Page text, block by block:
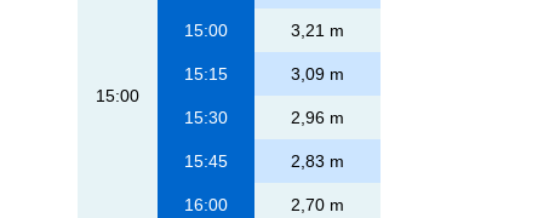
15:00
15:00 3,21 m
15:15 3,09 m
15:30 2,96 m
15:45 2,83 m
16:00 2,70 m